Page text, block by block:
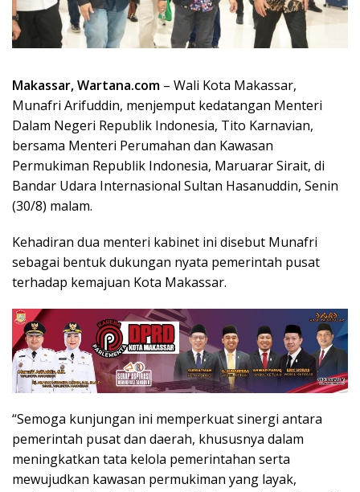
Makassar, Wartana.com – Wali Kota Makassar,
Munafri Arifuddin, menjemput kedatangan Menteri
Dalam Negeri Republik Indonesia, Tito Karnavian,
bersama Menteri Perumahan dan Kawasan
Permukiman Republik Indonesia, Maruarar Sirait, di
Bandar Udara Internasional Sultan Hasanuddin, Senin
(30/8) malam.
Kehadiran dua menteri kabinet ini disebut Munafri
sebagai bentuk dukungan nyata pemerintah pusat
terhadap kemajuan Kota Makassar.
“Semoga kunjungan ini memperkuat sinergi antara
pemerintah pusat dan daerah, khususnya dalam
meningkatkan tata kelola pemerintahan serta
mewujudkan kawasan permukiman yang layak,